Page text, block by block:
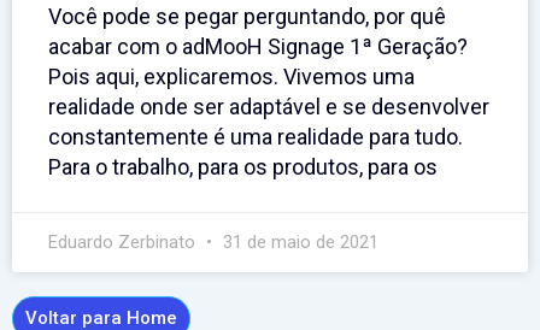
Você pode se pegar perguntando, por quê
acabar com o adMooH Signage 1ª Geração?
Pois aqui, explicaremos. Vivemos uma
realidade onde ser adaptável e se desenvolver
constantemente é uma realidade para tudo.
Para o trabalho, para os produtos, para os
Eduardo Zerbinato 31 de maio de 2021
Voltar para Home